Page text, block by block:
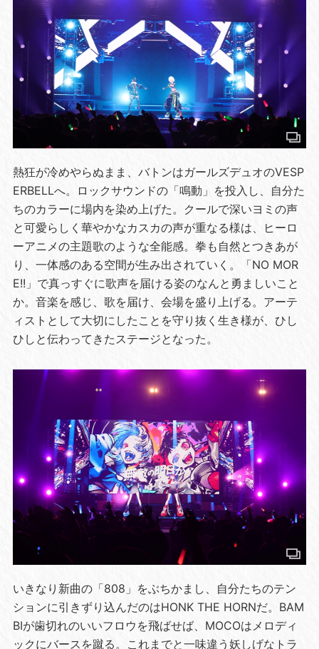
熱狂が冷めやらぬまま、バトンはガールズデュオのVESP
ERBELLへ。ロックサウンドの「鳴動」を投入し、自分た
ちのカラーに場内を染め上げた。クールで深いヨミの声
と可愛らしく華やかなカスカの声が重なる様は、ヒーロ
ーアニメの主題歌のような全能感。拳も自然とつきあが
り、一体感のある空間が生み出されていく。「NO MOR
E!!」で真っすぐに歌声を届ける姿のなんと勇ましいこと
か。音楽を感じ、歌を届け、会場を盛り上げる。アーテ
ィストとして大切にしたことを守り抜く生き様が、ひし
ひしと伝わってきたステージとなった。
いきなり新曲の「808」をぶちかまし、自分たちのテン
ションに引きずり込んだのはHONK THE HORNだ。BAM
BIが歯切れのいいフロウを飛ばせば、MOCOはメロディ
ックにバースを蹴る。これまでと一味違う妖しげなトラ